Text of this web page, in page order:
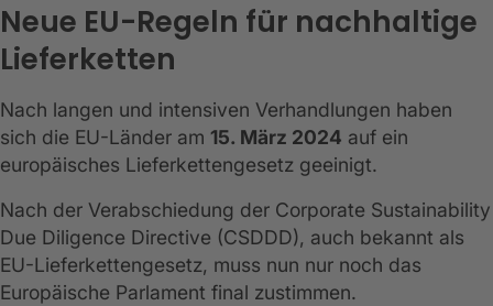
Neue EU-Regeln für nachhaltige
Lieferketten
Nach langen und intensiven Verhandlungen haben
sich die EU-Länder am 15. März 2024 auf ein
europäisches Lieferkettengesetz geeinigt.
Nach der Verabschiedung der Corporate Sustainability
Due Diligence Directive (CSDDD), auch bekannt als
EU-Lieferkettengesetz, muss nun nur noch das
Europäische Parlament final zustimmen.